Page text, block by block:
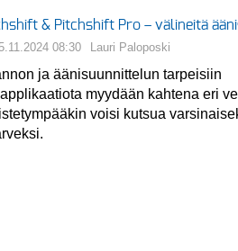
& Pitchshift Pro – välineitä
08:30 Lauri Paloposki
ja äänisuunnittelun tarpeisiin
myydään kahtena eri
voisi kutsua